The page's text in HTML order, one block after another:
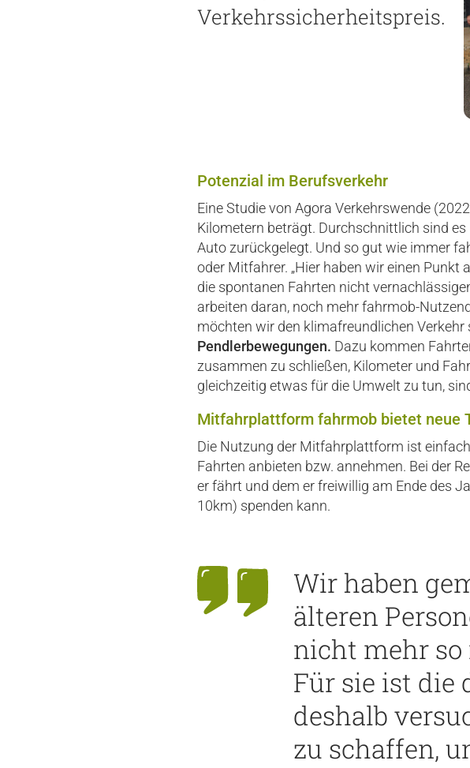
Verkehrssicherheitspreis.
Potenzial im Berufsverkehr
Eine Studie von Agora Verkehrswende
Kilometern beträgt. Durchschnittlich sind
Auto zurückgelegt. Und so gut wie immer
oder Mitfahrer. „Hier haben wir einen
die spontanen Fahrten nicht
arbeiten daran, noch mehr fahrmob-
möchten wir den klimafreundlichen Verkehr
Pendlerbewegungen. Dazu kommen
zusammen zu schließen, Kilometer und
gleichzeitig etwas für die Umwelt zu tun,
Mitfahrplattform fahrmob bietet neue
Die Nutzung der Mitfahrplattform ist
Fahrten anbieten bzw. annehmen. Bei der
er fährt und dem er freiwillig am Ende des
10km) spenden kann.
Wir haben
älteren
nicht mehr
Für sie ist die
deshalb
zu schaffen,